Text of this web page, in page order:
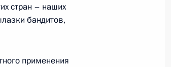
стран – наших
бандитов,
применения